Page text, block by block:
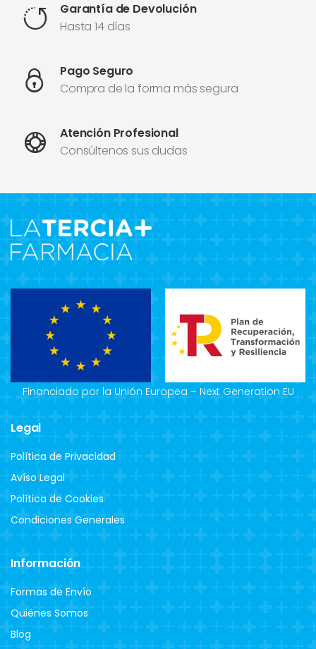
Garantía de Devolución
Hasta 14 días
Pago Seguro
Compra de la forma más segura
Atención Profesional
Consúltenos sus dudas
Financiado por la Unión Europea – Next Generation EU
Legal
Política de Privacidad
Avíso Legal
Política de Cookies
Condiciones Generales
Información
Formas de Envío
Quiénes Somos
Blog